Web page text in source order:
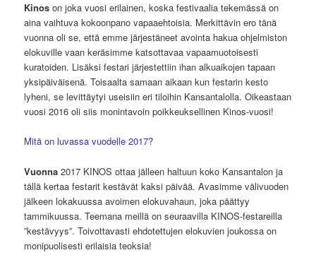
Kinos on joka vuosi erilainen, koska festivaalia tekemässä on
aina vaihtuva kokoonpano vapaaehtoisia. Merkittävin ero tänä
vuonna oli se, että emme järjestäneet avointa hakua ohjelmiston
elokuville vaan keräsimme katsottavaa vapaamuotoisesti
kuratoiden. Lisäksi festari järjestettiin ihan alkuaikojen tapaan
yksipäiväisenä. Toisaalta samaan aikaan kun festarin kesto
lyheni, se levittäytyi useisiin eri tiloihin Kansantalolla. Oikeastaan
vuosi 2016 oli siis monintavoin poikkeuksellinen Kinos-vuosi!
Mitä on luvassa vuodelle 2017?
Vuonna 2017 KINOS ottaa jälleen haltuun koko Kansantalon ja
tällä kertaa festarit kestävät kaksi päivää. Avasimme välivuoden
jälkeen lokakuussa avoimen elokuvahaun, joka päättyy
tammikuussa. Teemana meillä on seuraavilla KINOS-festareilla
”kestävyys”. Toivottavasti ehdotettujen elokuvien joukossa on
monipuolisesti erilaisia teoksia!